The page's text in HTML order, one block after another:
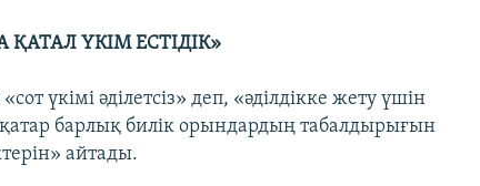
ҮКІМ ЕСТІДІК»
үкімі әділетсіз» деп, «әділдікке жету үшін
барлық билік орындардың табалдырығын
айтады.